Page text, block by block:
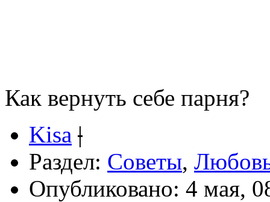
Как вернуть себе парня?
Kisa |
Раздел: Советы,
Опубликовано: 4 мая,